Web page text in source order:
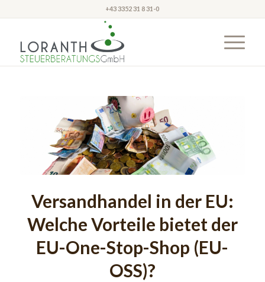
+43 3352 31 8 31-0
Versandhandel in der EU:
Welche Vorteile bietet der
EU-One-Stop-Shop (EU-
OSS)?